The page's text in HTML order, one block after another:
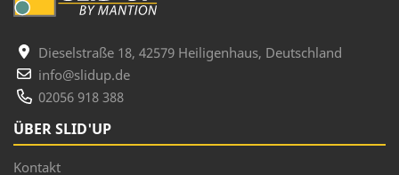
Dieselstraße 18, 42579 Heiligenhaus, Deutschland
info@slidup.de
02056 918 388
ÜBER SLID'UP
Kontakt